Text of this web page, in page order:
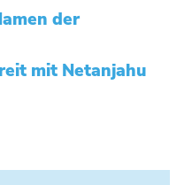
der
mit Netanjahu